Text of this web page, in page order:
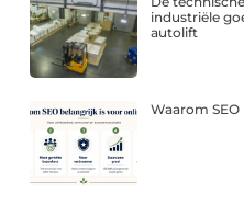
industriële
autolift
Waarom